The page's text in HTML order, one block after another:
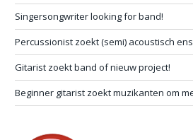
Singersongwriter looking for band!
Percussionist zoekt (semi) acoustisch
Gitarist zoekt band of nieuw project!
Beginner gitarist zoekt muzikanten om